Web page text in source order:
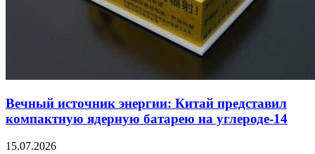
Вечный источник энергии: Китай представил
компактную ядерную батарею на углероде-14
15.07.2026